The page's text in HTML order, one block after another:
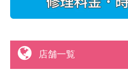
店舗一覧